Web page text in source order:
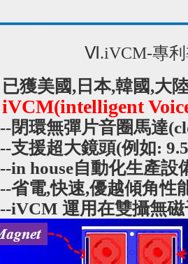
Ⅵ.iVCM-專利
已獲美國,日本,韓國,大
iVCM(intelligent
--閉環無彈片音圈馬達
--支援超大鏡頭(例如:
--in house自動化生產設
--省電,快速,優越傾角性
--iVCM 運用在雙攝無